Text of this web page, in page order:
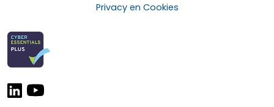
Privacy en Cookies